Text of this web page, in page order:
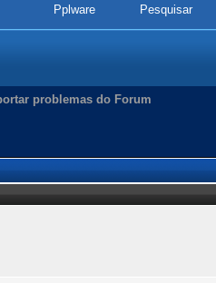
Pplware Pesquisar
problemas do Forum